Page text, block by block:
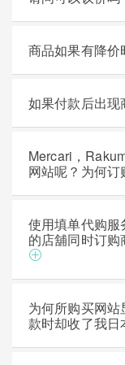
商品如果有降价
如果付款后出现
Mercari，
网站呢？为何订
使用填单代购
的店舖同时订
为何所购买网
款时却收了我日